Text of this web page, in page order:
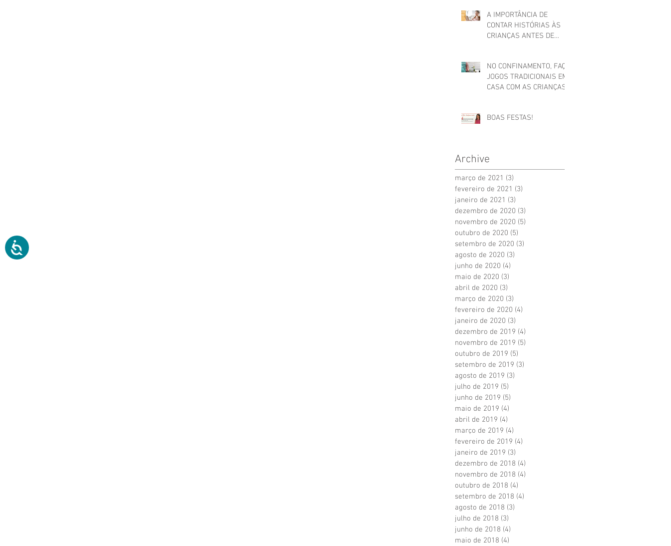
A IMPORTÂNCIA DE
CONTAR HISTÓRIAS ÀS
CRIANÇAS ANTES DE
NO CONFINAMENTO, FAÇA
JOGOS TRADICIONAIS EM
CASA COM AS CRIANÇAS
BOAS FESTAS!
Archive
março de 2021 (3)
fevereiro de 2021 (3)
janeiro de 2021 (3)
dezembro de 2020 (3)
novembro de 2020 (5)
outubro de 2020 (5)
setembro de 2020 (3)
agosto de 2020 (3)
junho de 2020 (4)
maio de 2020 (3)
abril de 2020 (3)
março de 2020 (3)
fevereiro de 2020 (4)
janeiro de 2020 (3)
dezembro de 2019 (4)
novembro de 2019 (5)
outubro de 2019 (5)
setembro de 2019 (3)
agosto de 2019 (3)
julho de 2019 (5)
junho de 2019 (5)
maio de 2019 (4)
abril de 2019 (4)
março de 2019 (4)
fevereiro de 2019 (4)
janeiro de 2019 (3)
dezembro de 2018 (4)
novembro de 2018 (4)
outubro de 2018 (4)
setembro de 2018 (4)
agosto de 2018 (3)
julho de 2018 (3)
junho de 2018 (4)
maio de 2018 (4)